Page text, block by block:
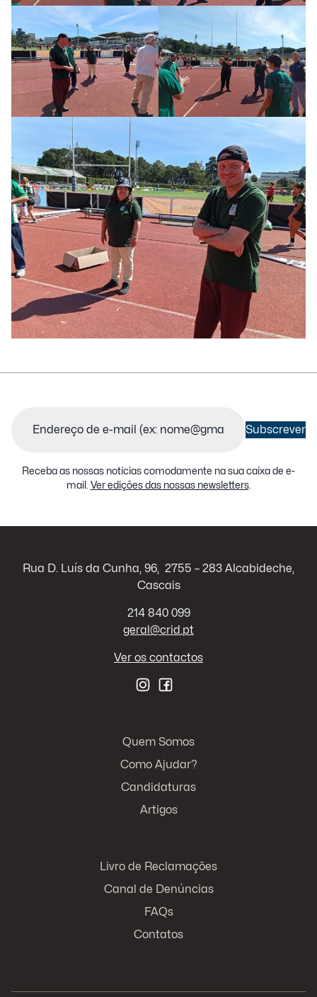
Subscrever
Receba as nossas notícias comodamente na sua caixa de e-
mail. Ver edições das nossas newsletters.
Rua D. Luís da Cunha, 96, 2755 – 283 Alcabideche,
Cascais
214 840 099
geral@crid.pt
Ver os contactos
Quem Somos
Como Ajudar?
Candidaturas
Artigos
Livro de Reclamações
Canal de Denúncias
FAQs
Contatos